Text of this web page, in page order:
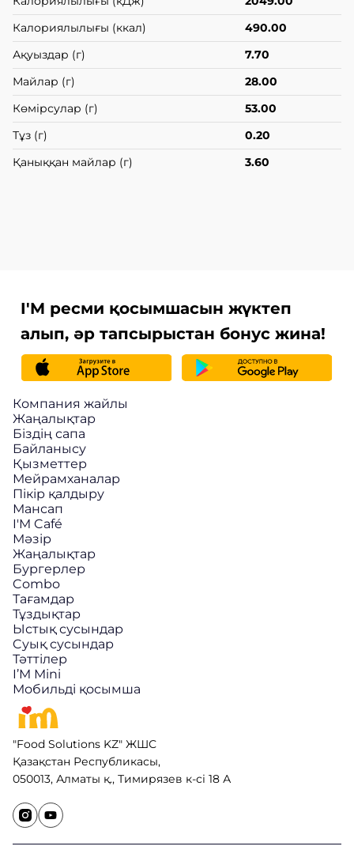
Калориялылығы (ккал)
490.00
Ақуыздар (г)
7.70
Майлар (г)
28.00
Көмірсулар (г)
53.00
Тұз (г)
0.20
Қаныққан майлар (г)
3.60
I'M ресми қосымшасын жүктеп
алып, әр тапсырыстан бонус жина!
Компания жайлы
Жаңалықтар
Біздің сапа
Байланысу
Қызметтер
Мейрамханалар
Пікір қалдыру
Мансап
I'M Café
Мәзір
Жаңалықтар
Бургерлер
Combo
Тағамдар
Тұздықтар
Ыстық сусындар
Cуық сусындар
Тәттілер
I’M Mini
Мобильді қосымша
"Food Solutions KZ" ЖШС
Қазақстан Республикасы,
050013, Алматы қ., Тимирязев к-сі 18 А